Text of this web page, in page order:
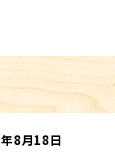
8月18日